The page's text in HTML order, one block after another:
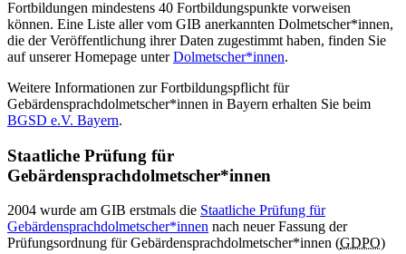
Fortbildungen mindestens 40 Fortbildungspunkte vorweisen
können. Eine Liste aller vom GIB anerkannten Dolmetscher*innen,
die der Veröffentlichung ihrer Daten zugestimmt haben, finden Sie
auf unserer Homepage unterDolmetscher*innen.
Weitere Informationen zur Fortbildungspflicht für
Gebärdensprachdolmetscher*innen in Bayern erhalten Sie beim
BGSD e.V. Bayern.
Staatliche Prüfung für
Gebärdensprachdolmetscher*innen
2004 wurde am GIB erstmals die Staatliche Prüfung für
Gebärdensprachdolmetscher*innen nach neuer Fassung der
Prüfungsordnung für Gebärdensprachdolmetscher*innen (GDPO)